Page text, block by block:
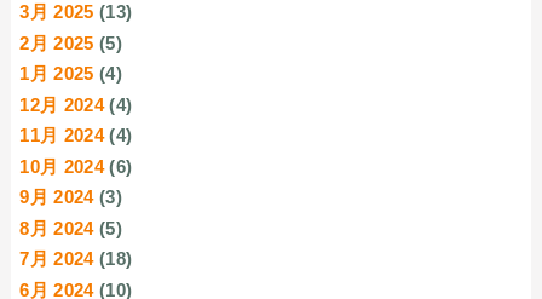
3月 2025 (13)
2月 2025 (5)
1月 2025 (4)
12月 2024(4)
11月 2024(4)
10月 2024(6)
9月 2024(3)
8月 2024(5)
7月 2024(18)
6月 2024(10)